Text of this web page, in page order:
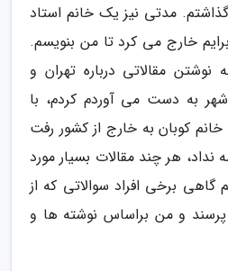
مدتی نیز یک خانم استاد
خارج می کرد تا من بنویسم.
مقالاتی درباره تهران و
به دست می آوردم کردم، با
5 -6 مقاله، خانم کوبان به خارج از کشور رفت
نداد، هر چند مقالات بسیار مورد
گاهی برخی افراد سوالاتی که از
پرسند و من براساس نوشته ها و